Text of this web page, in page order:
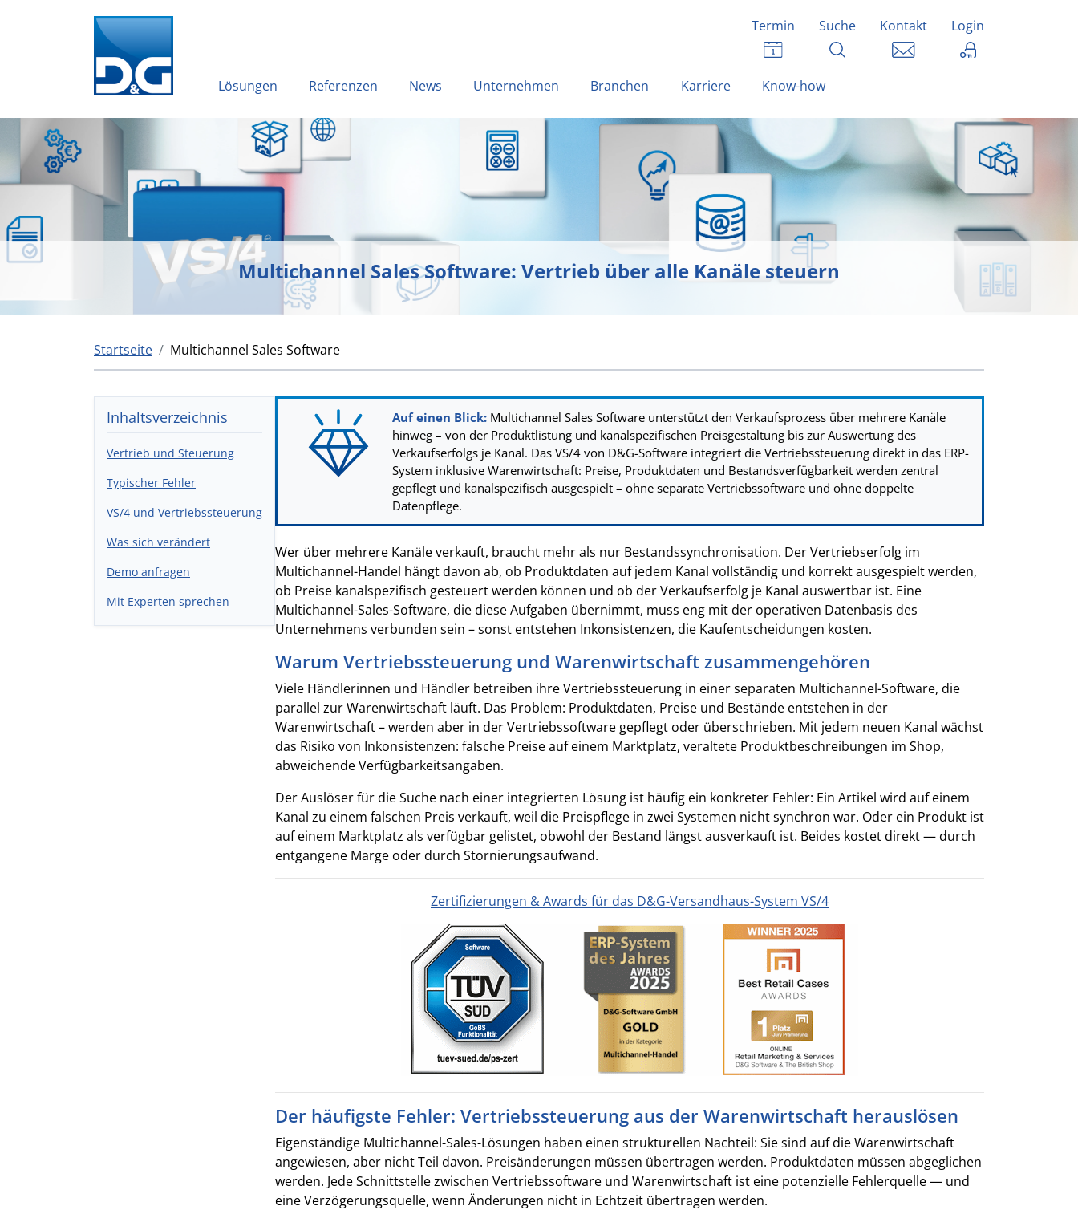
Termin Suche Kontakt Login
Lösungen Referenzen News Unternehmen Branchen Karriere Know-how
Multichannel Sales Software: Vertrieb über alle Kanäle steuern
Startseite Multichannel Sales Software
Inhaltsverzeichnis
Vertrieb und Steuerung
Typischer Fehler
VS/4 und Vertriebssteuerung
Was sich verändert
Demo anfragen
Mit Experten sprechen
Auf einen Blick:Multichannel Sales Software unterstützt den Verkaufsprozess über mehrere Kanäle
hinweg – von der Produktlistung und kanalspezifischen Preisgestaltung bis zur Auswertung des
Verkaufserfolgs je Kanal. Das VS/4 von D&G-Software integriert die Vertriebssteuerung direkt in das ERP-
System inklusive Warenwirtschaft: Preise, Produktdaten und Bestandsverfügbarkeit werden zentral
gepflegt und kanalspezifisch ausgespielt – ohne separate Vertriebssoftware und ohne doppelte
Datenpflege.
Wer über mehrere Kanäle verkauft, braucht mehr als nur Bestandssynchronisation. Der Vertriebserfolg im
Multichannel-Handel hängt davon ab, ob Produktdaten auf jedem Kanal vollständig und korrekt ausgespielt werden,
ob Preise kanalspezifisch gesteuert werden können und ob der Verkaufserfolg je Kanal auswertbar ist. Eine
Multichannel-Sales-Software, die diese Aufgaben übernimmt, muss eng mit der operativen Datenbasis des
Unternehmens verbunden sein – sonst entstehen Inkonsistenzen, die Kaufentscheidungen kosten.
Warum Vertriebssteuerung und Warenwirtschaft zusammengehören
Viele Händlerinnen und Händler betreiben ihre Vertriebssteuerung in einer separaten Multichannel-Software, die
parallel zur Warenwirtschaft läuft. Das Problem: Produktdaten, Preise und Bestände entstehen in der
Warenwirtschaft – werden aber in der Vertriebssoftware gepflegt oder überschrieben. Mit jedem neuen Kanal wächst
das Risiko von Inkonsistenzen: falsche Preise auf einem Marktplatz, veraltete Produktbeschreibungen im Shop,
abweichende Verfügbarkeitsangaben.
Der Auslöser für die Suche nach einer integrierten Lösung ist häufig ein konkreter Fehler: Ein Artikel wird auf einem
Kanal zu einem falschen Preis verkauft, weil die Preispflege in zwei Systemen nicht synchron war. Oder ein Produkt ist
auf einem Marktplatz als verfügbar gelistet, obwohl der Bestand längst ausverkauft ist. Beides kostet direkt — durch
entgangene Marge oder durch Stornierungsaufwand.
Zertifizierungen & Awards für das D&G-Versandhaus-System VS/4
Der häufigste Fehler: Vertriebssteuerung aus der Warenwirtschaft herauslösen
Eigenständige Multichannel-Sales-Lösungen haben einen strukturellen Nachteil: Sie sind auf die Warenwirtschaft
angewiesen, aber nicht Teil davon. Preisänderungen müssen übertragen werden. Produktdaten müssen abgeglichen
werden. Jede Schnittstelle zwischen Vertriebssoftware und Warenwirtschaft ist eine potenzielle Fehlerquelle — und
eine Verzögerungsquelle, wenn Änderungen nicht in Echtzeit übertragen werden.